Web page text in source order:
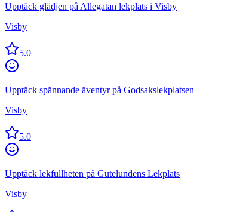
Upptäck glädjen på Allegatan lekplats i Visby
Visby
5.0
Upptäck spännande äventyr på Godsakslekplatsen
Visby
5.0
Upptäck lekfullheten på Gutelundens Lekplats
Visby